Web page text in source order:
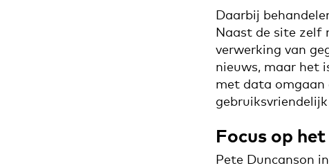
Daarbij
Naast de site zelf
verwerking van
nieuws, maar het
met data omgaan
Focus op
Pete Duncanson